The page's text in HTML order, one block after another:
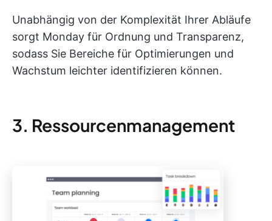
Unabhängig von der Komplexität Ihrer Abläufe
sorgt Monday für Ordnung und Transparenz,
sodass Sie Bereiche für Optimierungen und
Wachstum leichter identifizieren können.
3. Ressourcenmanagement